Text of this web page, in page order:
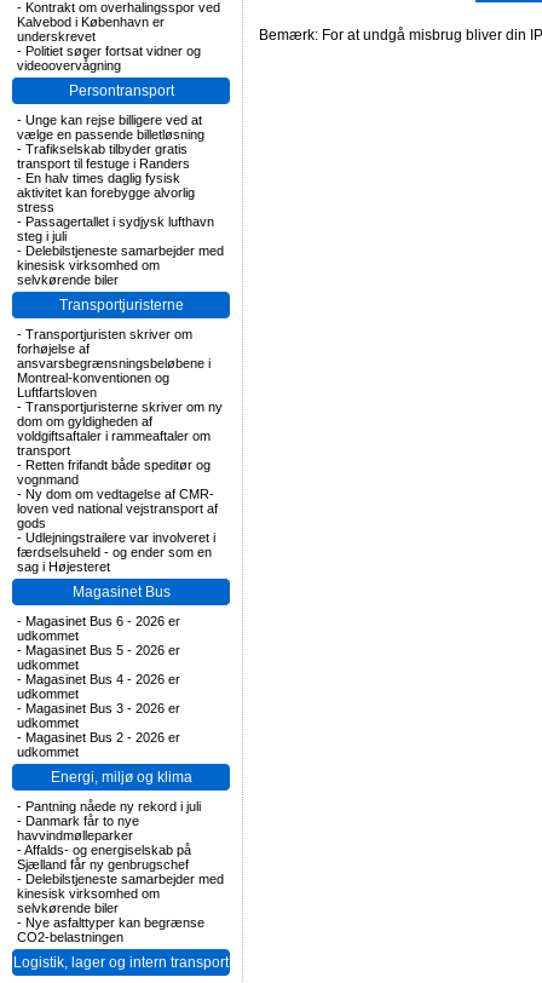
- Kontrakt om overhalingsspor ved
Kalvebod i København er
underskrevet
- Politiet søger fortsat vidner og
videoovervågning
Persontransport
- Unge kan rejse billigere ved at
vælge en passende billetløsning
- Trafikselskab tilbyder gratis
transport til festuge i Randers
- En halv times daglig fysisk
aktivitet kan forebygge alvorlig
stress
- Passagertallet i sydjysk lufthavn
steg i juli
- Delebilstjeneste samarbejder med
kinesisk virksomhed om
selvkørende biler
Transportjuristerne
- Transportjuristen skriver om
forhøjelse af
ansvarsbegrænsningsbeløbene i
Montreal-konventionen og
Luftfartsloven
- Transportjuristerne skriver om ny
dom om gyldigheden af
voldgiftsaftaler i rammeaftaler om
transport
- Retten frifandt både speditør og
vognmand
- Ny dom om vedtagelse af CMR-
loven ved national vejstransport af
gods
- Udlejningstrailere var involveret i
færdselsuheld - og ender som en
sag i Højesteret
Magasinet Bus
- Magasinet Bus 6 - 2026 er
udkommet
- Magasinet Bus 5 - 2026 er
udkommet
- Magasinet Bus 4 - 2026 er
udkommet
- Magasinet Bus 3 - 2026 er
udkommet
- Magasinet Bus 2 - 2026 er
udkommet
Energi, miljø og klima
- Pantning nåede ny rekord i juli
- Danmark får to nye
havvindmølleparker
-Affalds- og energiselskab på
Sjælland får ny genbrugschef
- Delebilstjeneste samarbejder med
kinesisk virksomhed om
selvkørende biler
- Nye asfalttyper kan begrænse
CO2-belastningen
Logistik, lager og intern transport
Bemærk: For at undgå misbrug bliver din